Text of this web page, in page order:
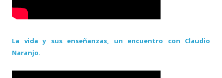
La vida y sus enseñanzas, un encuentro con Claudio
Naranjo.